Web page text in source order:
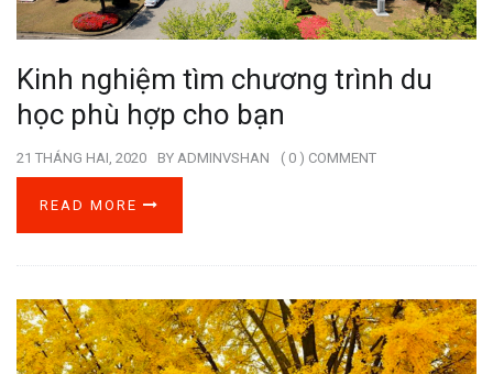
Kinh nghiệm tìm chương trình du
học phù hợp cho bạn
21 THÁNG HAI, 2020 BY ADMINVSHAN ( 0 ) COMMENT
READ MORE